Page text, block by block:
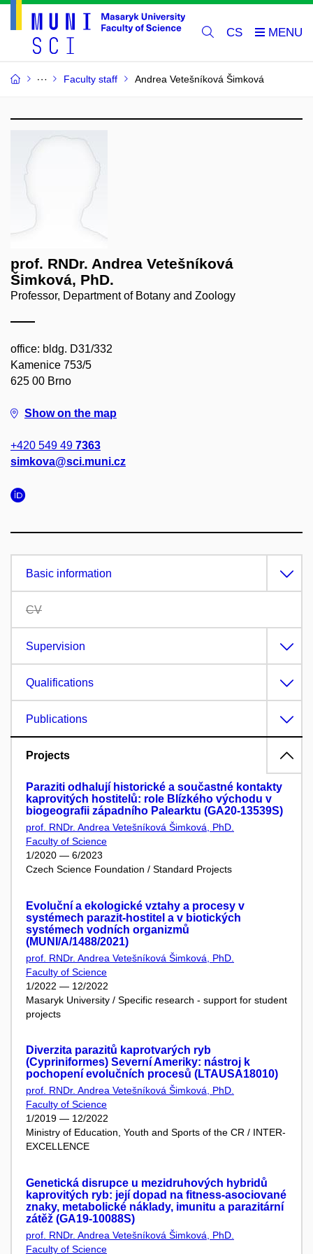
CS
Faculty staff Andrea Vetešníková Šimková
prof. RNDr. Andrea Vetešníková
Šimková, PhD.
Professor, Department of Botany and Zoology
office: bldg. D31/332
Kamenice 753/5
625 00 Brno
Show on the map
+420 549 49 7363
simkova@sci.muni.cz
Basic information
CV
Supervision
Qualifications
Publications
Projects
Paraziti odhalují historické a součastné kontakty
kaprovitých hostitelů: role Blízkého východu v
biogeografii západního Palearktu (GA20-13539S)
prof. RNDr. Andrea Vetešníková Šimková, PhD.
Faculty of Science
1/2020 — 6/2023
Czech Science Foundation / Standard Projects
Evoluční a ekologické vztahy a procesy v
systémech parazit-hostitel a v biotických
systémech vodních organizmů
(MUNI/A/1488/2021)
prof. RNDr. Andrea Vetešníková Šimková, PhD.
Faculty of Science
1/2022 — 12/2022
Masaryk University / Specific research - support for student
projects
Diverzita parazitů kaprotvarých ryb
(Cypriniformes) Severní Ameriky: nástroj k
pochopení evolučních procesů (LTAUSA18010)
prof. RNDr. Andrea Vetešníková Šimková, PhD.
Faculty of Science
1/2019 — 12/2022
Ministry of Education, Youth and Sports of the CR / INTER-
EXCELLENCE
Genetická disrupce u mezidruhových hybridů
kaprovitých ryb: její dopad na fitness-asociované
znaky, metabolické náklady, imunitu a parazitární
zátěž (GA19-10088S)
prof. RNDr. Andrea Vetešníková Šimková, PhD.
Faculty of Science